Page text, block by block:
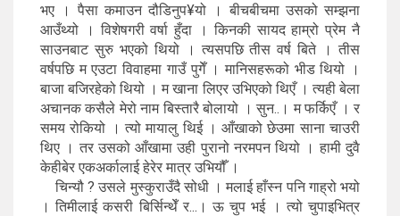
भए । पैसा कमाउन दौडिनुप¥यो । बीचबीचमा उसको सम्झना
आउँथ्यो । विशेषगरी वर्षा हुँदा । किनकी सायद हाम्रो प्रेम नै
साउनबाट सुरु भएको थियो । त्यसपछि तीस वर्ष बिते । तीस
वर्षपछि म एउटा विवाहमा गाउँ पुगेँ । मानिसहरूको भीड थियो ।
बाजा बजिरहेको थियो । म खाना लिएर उभिएको थिएँ । त्यही बेला
अचानक कसैले मेरो नाम बिस्तारै बोलायो । सुन..। म फर्किएँ । र
समय रोकियो । त्यो मायालु थिई । आँखाको छेउमा साना चाउरी
थिए । तर उसको आँखामा उही पुरानो नरमपन थियो । हामी दुवै
केहीबेर एकअर्कालाई हेरेर मात्र उभियौँ ।
चिन्यौ ? उसले मुस्कुराउँदै सोधी । मलाई हाँस्न पनि गाह्रो भयो
। तिमीलाई कसरी बिर्सिन्थेँ र...। ऊ चुप भई । त्यो चुपाइभित्र